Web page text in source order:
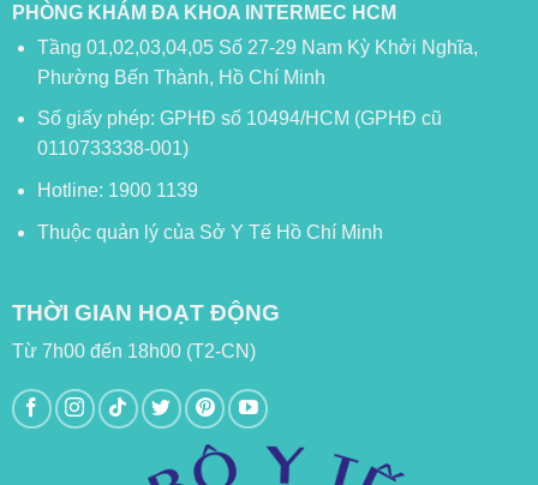
PHÒNG KHÁM ĐA KHOA INTERMEC HCM
Tầng 01,02,03,04,05 Số 27-29 Nam Kỳ Khởi Nghĩa,
Phường Bến Thành, Hồ Chí Minh
Số giấy phép: GPHĐ số 10494/HCM (GPHĐ cũ
0110733338-001)
Hotline: 1900 1139
Thuộc quản lý của Sở Y Tế Hồ Chí Minh
THỜI GIAN HOẠT ĐỘNG
Từ 7h00 đến 18h00 (T2-CN)